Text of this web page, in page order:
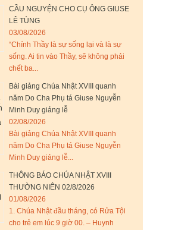
CẦU NGUYỆN CHO CỤ ÔNG GIUSE
LÊ TÙNG
03/08/2026
“Chính Thầy là sự sống lại và là sự
sống. Ai tin vào Thầy, sẽ không phải
chết ba...
Bài giảng Chúa Nhật XVIII quanh
năm Do Cha Phụ tá Giuse Nguyễn
Minh Duy giảng lễ
02/08/2026
Bài giảng Chúa Nhật XVIII quanh
năm Do Cha Phụ tá Giuse Nguyễn
Minh Duy giảng lễ...
THÔNG BÁO CHÚA NHẬT XVIII
THƯỜNG NIÊN 02/8/2026
01/08/2026
1. Chúa Nhật đầu tháng, có Rửa Tội
cho trẻ em lúc 9 giờ 00. – Huynh